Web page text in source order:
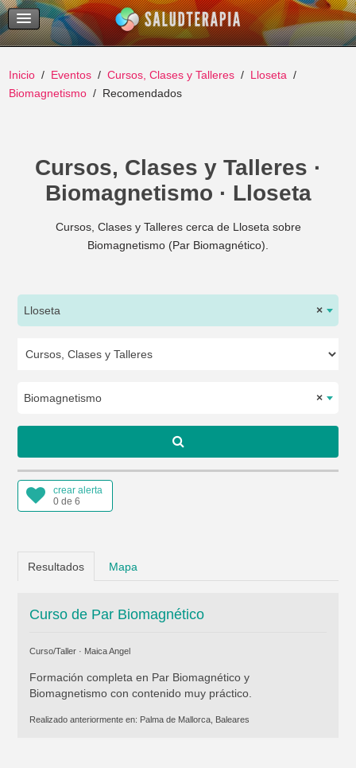
Temas Recientes
Buscar
Inicio Eventos Cursos, Clases y Talleres
Lloseta
Biomagnetismo
Recomendados
Cursos, Clases y Talleres ·
Biomagnetismo · Lloseta
Cursos, Clases y Talleres cerca de Lloseta sobre
Biomagnetismo (Par Biomagnético).
×
Lloseta
×
Biomagnetismo
crear alerta
0 de 6
Resultados Mapa
Curso de Par Biomagnético
Curso/Taller · Maica Angel
Formación completa en Par Biomagnético y
Biomagnetismo con contenido muy práctico.
Realizado anteriormente en: Palma de Mallorca, Baleares